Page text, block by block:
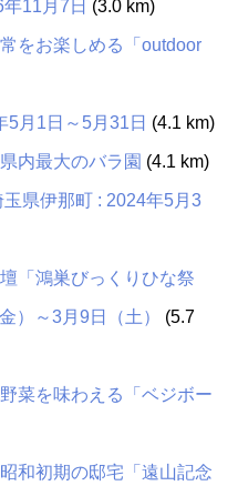
11月7日 (3.0 km)
をお楽しめる「outdoor
5月1日～5月31日 (4.1 km)
内最大のバラ園 (4.1 km)
県伊那町 : 2024年5月3
「鴻巣びっくりひな祭
）～3月9日（土） (5.7
菜を味わえる「ベジボー
和初期の邸宅「遠山記念